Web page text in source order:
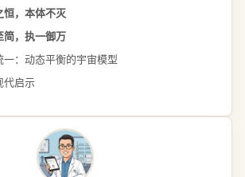
恒，本体不灭
简，执一御万
一：动态平衡的宇宙模型
代启示